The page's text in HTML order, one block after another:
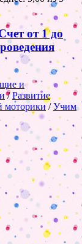
от 1 до
и
/Развитие
моторики/Учим